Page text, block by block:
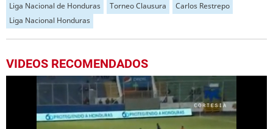
Liga Nacional de Honduras Torneo Clausura
Carlos Restrepo
Liga Nacional Honduras
VIDEOS RECOMENDADOS